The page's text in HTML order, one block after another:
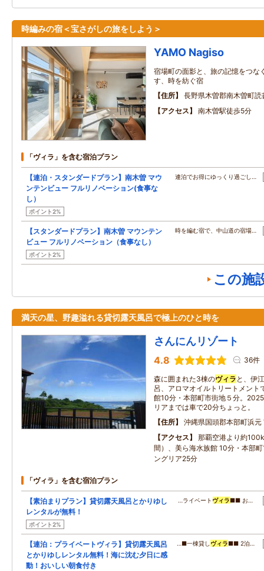
時編みの宿＜宝さがしの旅をしよう＞
YAMO Nagiso
宿場町の面影と、旅の記憶をつな
す、時を紡ぐ宿
住所
長野県木曽郡南木曽町
アクセス
南木曽駅徒歩5分
「ヴィラ」を含む宿泊プラン
【連泊・スタンダードプラン】南木曽 マウ
ンテンビュー フルリノベーション(食事な
し）
ポイント2%
連泊でお得にゆっくり過ごし…
【スタンダードプラン】南木曽 マウンテン
ビュー フルリノベーション（食事なし）
ポイント2%
時を編む宿で、中山道の宿場…
この施
満天の星、野趣溢れる貸切露天風呂で極上のひと時を
さんにんリゾート
4.8 36件
森に囲まれた3棟のヴィラ と、伊
呂、アロマオイルトリートメント
館10分・本部町市街地５分。
リアまでは車で20分ちょっと。
住所
沖縄県国頭郡本部町浜元
アクセス
那覇空港より約
間）、美ら海水族館 10分・本部
ングリア25分
「ヴィラ」を含む宿泊プラン
【素泊まりプラン】貸切露天風呂とかりゆし
レンタルが無料！
ポイント2%
…ライベート ヴィラ■■ お…
【連泊：プライベートヴィラ】貸切露天風呂
とかりゆしレンタル無料！海に沈む夕日に感
動！おいしい朝食付き
…■一棟貸し ヴィラ■■ 2泊…